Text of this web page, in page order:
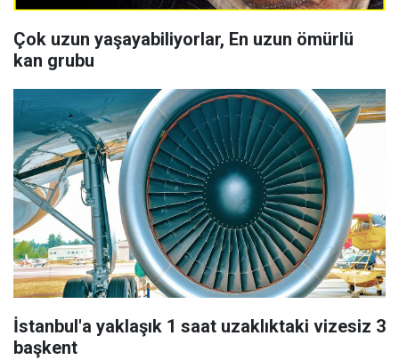
Çok uzun yaşayabiliyorlar, En uzun ömürlü
kan grubu
İstanbul'a yaklaşık 1 saat uzaklıktaki vizesiz 3
başkent